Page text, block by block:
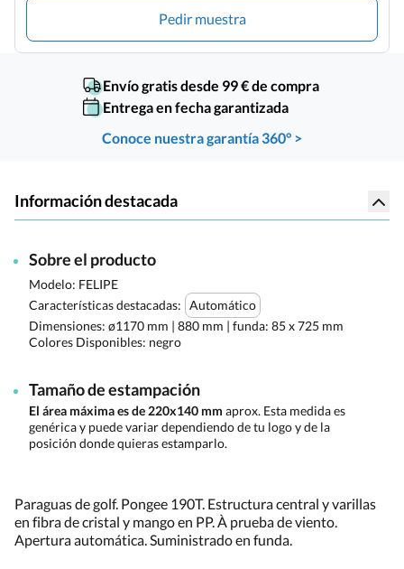
Pedir muestra
Envío gratis desde 99 € de compra
Entrega en fecha garantizada
Conoce nuestra garantía 360° >
Información destacada
Sobre el producto
Modelo: FELIPE
Características destacadas: Automático
Dimensiones: ø1170 mm | 880 mm | funda: 85 x 725 mm
Colores Disponibles: negro
Tamaño de estampación
El área máxima es de 220x140 mm aprox. Esta medida es
genérica y puede variar dependiendo de tu logo y de la
posición donde quieras estamparlo.
Paraguas de golf. Pongee 190T. Estructura central y varillas
en fibra de cristal y mango en PP. À prueba de viento.
Apertura automática. Suministrado en funda.